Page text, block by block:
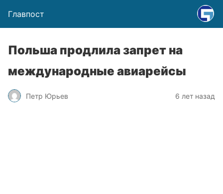
Главпост
Польша продлила запрет на
международные авиарейсы
Петр Юрьев 6 лет назад